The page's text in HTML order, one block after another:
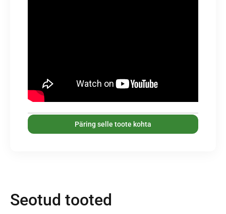
Päring selle toote kohta
Seotud tooted